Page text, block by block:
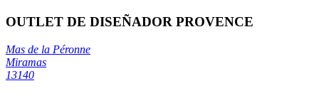
OUTLET DE DISEÑADOR PROVENCE
Mas de la Péronne
Miramas
13140